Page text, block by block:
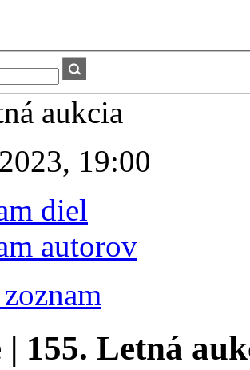
aukcia
19:00
diel
autorov
155. Letná